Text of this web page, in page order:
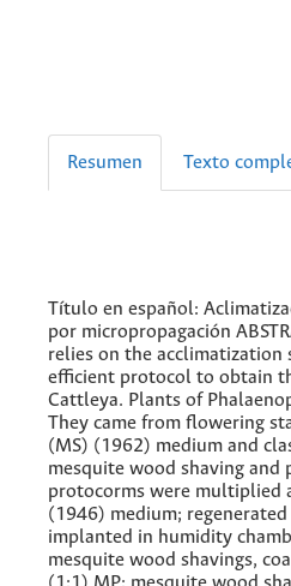
Resumen Texto
Título en español:
por micropropagación
relies on the acclimatization
efficient protocol to obtain
Cattleya. Plants of
They came from flowering
(MS) (1962) medium and
mesquite wood shaving
protocorms were multiplied
(1946) medium;
implanted in humidity
mesquite wood shavings,